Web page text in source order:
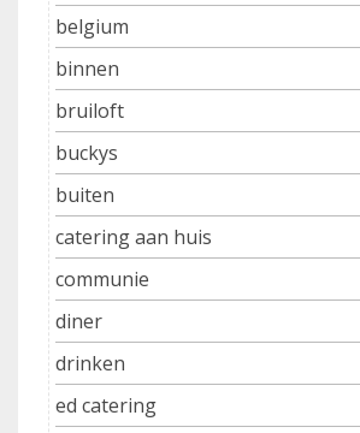
belgium
binnen
bruiloft
buckys
buiten
catering aan huis
communie
diner
drinken
ed catering